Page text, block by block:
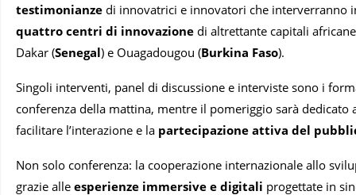
testimonianze di innovatrici e innovatori che interverranno
quattro centri di innovazione di altrettante capitali
Dakar (Senegal) e Ouagadougou (Burkina Faso).
Singoli interventi, panel di discussione e interviste sono i
conferenza della mattina, mentre il pomeriggio sarà dedicato
facilitare l’interazione e la partecipazione attiva del
Non solo conferenza: la cooperazione internazionale allo
grazie alle esperienze immersive e digitali progettate in